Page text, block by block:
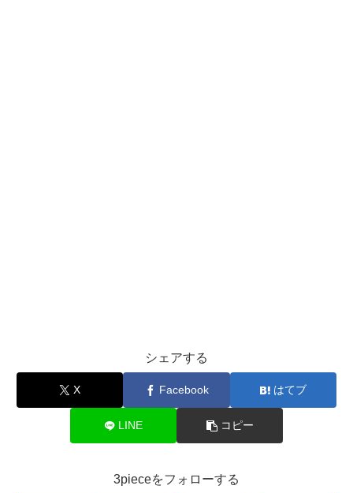
シェアする
X Facebook はてブ
LINE コピー
3pieceをフォローする